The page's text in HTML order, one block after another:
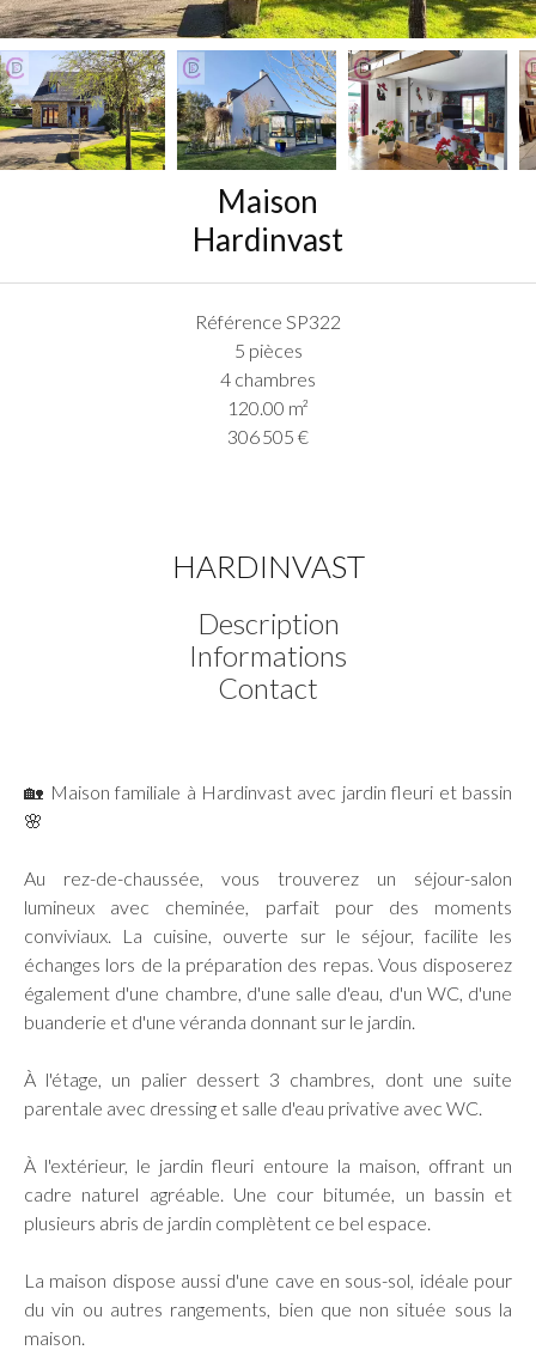
Maison
Hardinvast
Référence SP322
5 pièces
4 chambres
120.00 m²
306 505 €
HARDINVAST
Description
Informations
Contact
🏡 Maison familiale à Hardinvast avec jardin fleuri et bassin
🌸
Au rez-de-chaussée, vous trouverez un séjour-salon
lumineux avec cheminée, parfait pour des moments
conviviaux. La cuisine, ouverte sur le séjour, facilite les
échanges lors de la préparation des repas. Vous disposerez
également d'une chambre, d'une salle d'eau, d'un WC, d'une
buanderie et d'une véranda donnant sur le jardin.
À l'étage, un palier dessert 3 chambres, dont une suite
parentale avec dressing et salle d'eau privative avec WC.
À l'extérieur, le jardin fleuri entoure la maison, offrant un
cadre naturel agréable. Une cour bitumée, un bassin et
plusieurs abris de jardin complètent ce bel espace.
La maison dispose aussi d'une cave en sous-sol, idéale pour
du vin ou autres rangements, bien que non située sous la
maison.